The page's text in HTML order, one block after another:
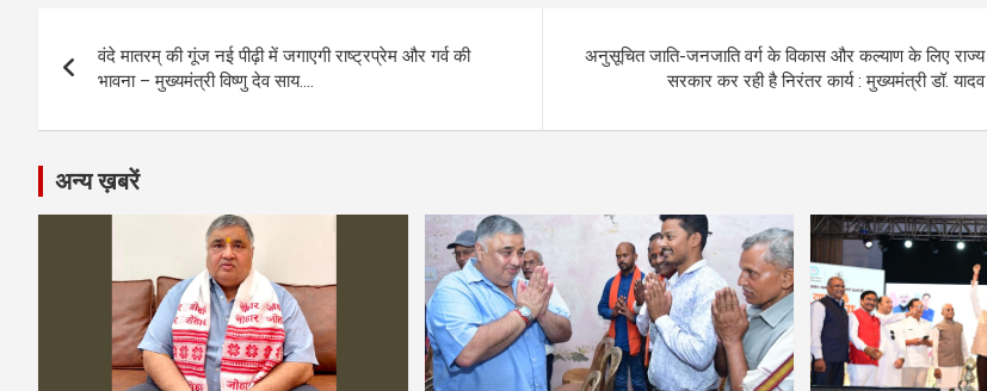
o
o
k
g
er
A
p
p
a
m
n
navigation
वंदे मातरम् की गूंज नई पीढ़ी में जगाएगी राष्ट्रप्रेम और गर्व की
भावना – मुख्यमंत्री विष्णु देव साय….
अनुसूचित जाति-जनजाति वर्ग के विकास और कल्याण के लिए राज्य
सरकार कर रही है निरंतर कार्य : मुख्यमंत्री डॉ. यादव
अन्य ख़बरें